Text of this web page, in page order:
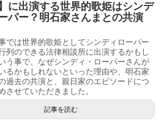
に出演する世界的歌姫はシンデ
パー？明石家さんまとの共演
では世界的歌姫としてシンディローパー
列のできる法律相談所に出演するかもし
う事で、なぜシンディ・ローパーさんが
るかもしれないといった理由や、明石家
過去の共演と、親日家のエピソードにつ
させていただきました。
記事を読む